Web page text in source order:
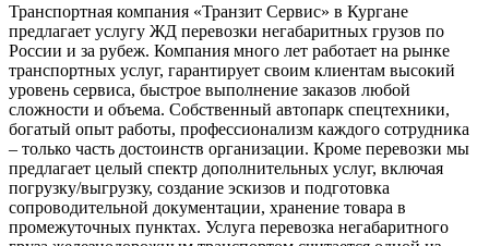
Транспортная компания «Транзит Сервис» в Кургане
предлагает услугу ЖД перевозки негабаритных грузов по
России и за рубеж. Компания много лет работает на рынке
транспортных услуг, гарантирует своим клиентам высокий
уровень сервиса, быстрое выполнение заказов любой
сложности и объема. Собственный автопарк спецтехники,
богатый опыт работы, профессионализм каждого сотрудника
– только часть достоинств организации. Кроме перевозки мы
предлагает целый спектр дополнительных услуг, включая
погрузку/выгрузку, создание эскизов и подготовка
сопроводительной документации, хранение товара в
промежуточных пунктах. Услуга перевозка негабаритного